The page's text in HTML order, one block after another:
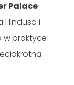
Palace
Hindusa i
w praktyce